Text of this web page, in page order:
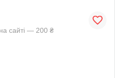
сайті — 200 ₴